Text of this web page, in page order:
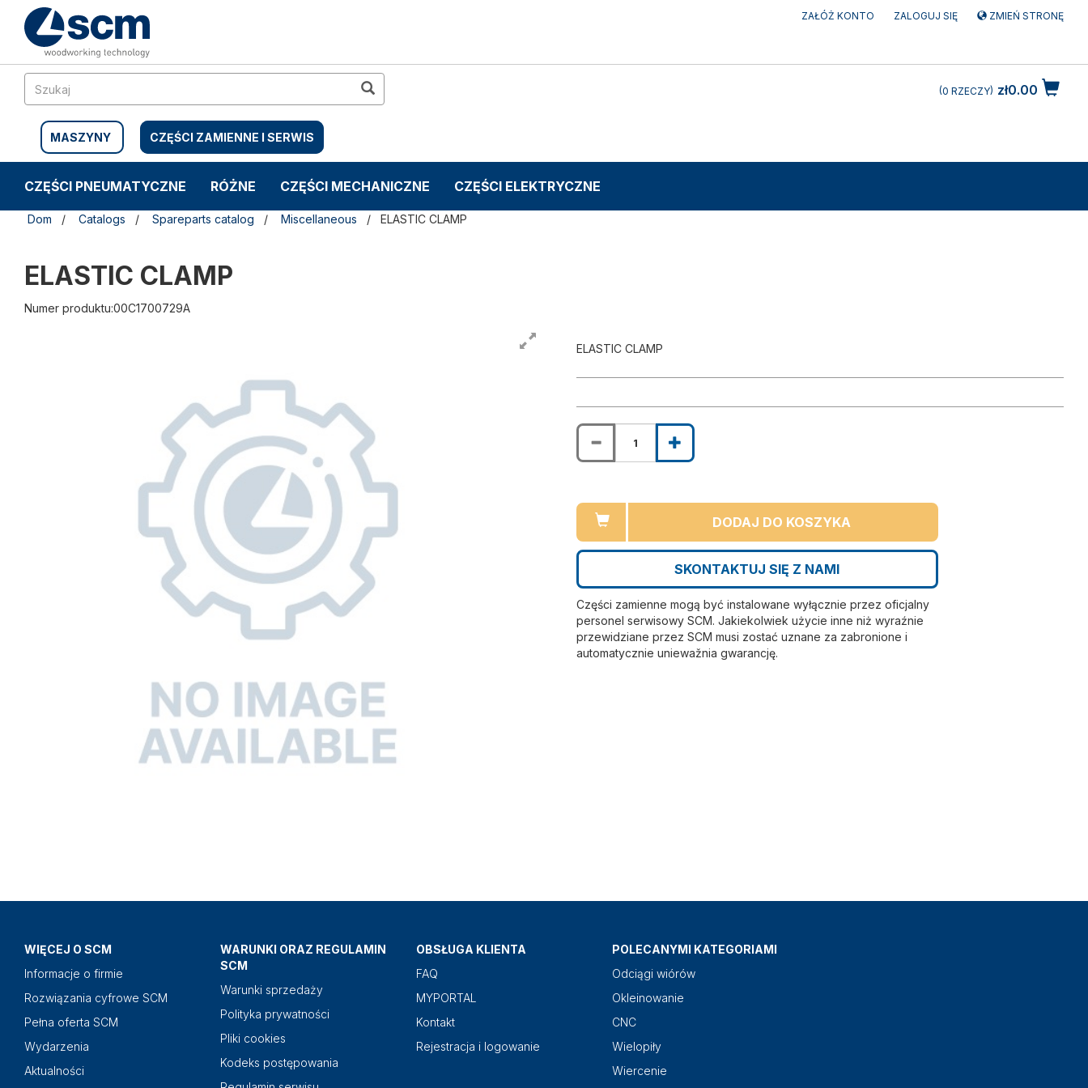
Przejdź
treści
Przejdź
menu
nawigacyjnego
ZAŁÓŻ KONTO ZALOGUJ SIĘ ZMIEŃ STRONĘ
MASZYNY CZĘŚCI ZAMIENNE I SERWIS
zł0.00
0 RZECZY
CZĘŚCI PNEUMATYCZNE RÓŻNE CZĘŚCI MECHANICZNE CZĘŚCI ELEKTRYCZNE
Dom Catalogs Spareparts catalog Miscellaneous ELASTIC CLAMP
ELASTIC CLAMP
Numer produktu:00C1700729A
ELASTIC CLAMP
DODAJ DO KOSZYKA
SKONTAKTUJ SIĘ Z NAMI
Części zamienne mogą być instalowane wyłącznie przez oficjalny
personel serwisowy SCM. Jakiekolwiek użycie inne niż wyraźnie
przewidziane przez SCM musi zostać uznane za zabronione i
automatycznie uniewažnia gwarancję.
WIĘCEJ O SCM
Informacje o firmie
Rozwiązania cyfrowe SCM
Pełna oferta SCM
Wydarzenia
Aktualności
WARUNKI ORAZ REGULAMIN
SCM
Warunki sprzedaży
Polityka prywatności
Pliki cookies
Kodeks postępowania
OBSŁUGA KLIENTA
FAQ
MYPORTAL
Kontakt
Rejestracja i logowanie
POLECANYMI KATEGORIAMI
Odciągi wiórów
Okleinowanie
CNC
Wielopiły
Wiercenie